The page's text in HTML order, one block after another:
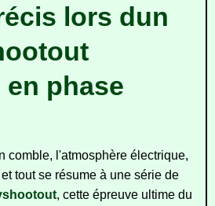
lors dun
phase
comble, l'atmosphère électrique,
tout se résume à une série de
, cette épreuve ultime du